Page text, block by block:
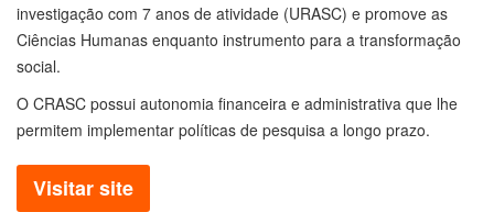
investigação com 7 anos de atividade (URASC) e promove as
Ciências Humanas enquanto instrumento para a transformação
social.
O CRASC possui autonomia financeira e administrativa que lhe
permitem implementar políticas de pesquisa a longo prazo.
Visitar site